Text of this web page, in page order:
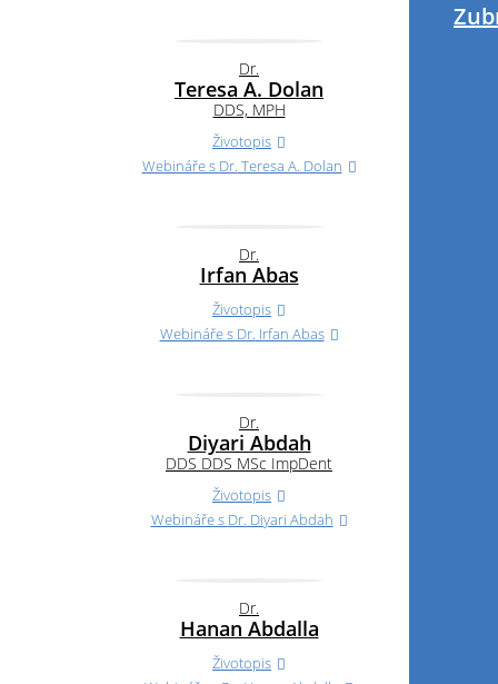
Dr.
Teresa A. Dolan
DDS, MPH
Životopis
Webináře s Dr. Teresa A. Dolan
Dr.
Irfan Abas
Životopis
Webináře s Dr. Irfan Abas
Dr.
Diyari Abdah
DDS DDS MSc ImpDent
Životopis
Webináře s Dr. Diyari Abdah
Dr.
Hanan Abdalla
Životopis